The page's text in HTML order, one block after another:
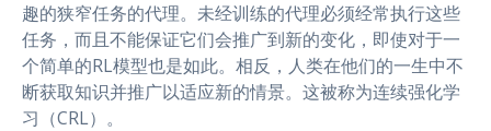
趣的狭窄任务的代理。未经训练的代理必须经常执行这些
任务，而且不能保证它们会推广到新的变化，即使对于一
个简单的RL模型也是如此。相反，人类在他们的一生中不
断获取知识并推广以适应新的情景。这被称为连续强化学
习（CRL）。